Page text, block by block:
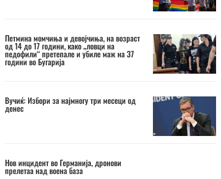
Петмина момчиња и девојчиња, на возраст
од 14 до 17 години, како „ловци на
педофили“ претепале и убиле маж на 37
години во Бугарија
Вучиќ: Избори за најмногу три месеци од
денес
Нов инцидент во Германија, дронови
прелетаа над воена база